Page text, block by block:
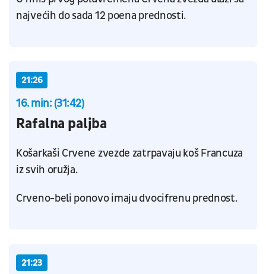
najvećih do sada 12 poena prednosti.
21:26
16. min: (31:42)
Rafalna paljba
Košarkaši Crvene zvezde zatrpavaju koš Francuza
iz svih oružja.
Crveno-beli ponovo imaju dvocifrenu prednost.
21:23